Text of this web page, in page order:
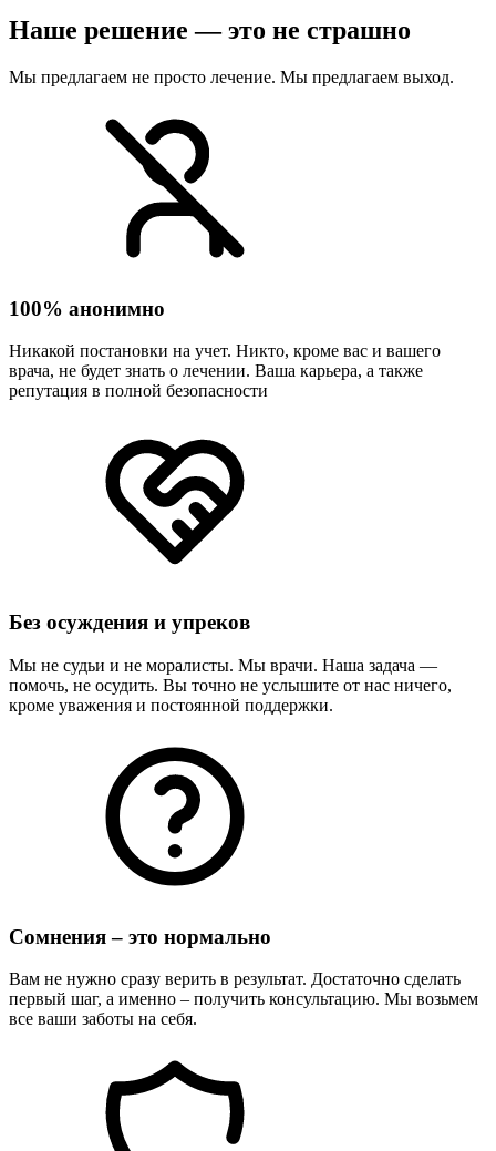
Наше решение — это не страшно
Мы предлагаем не просто лечение. Мы предлагаем выход.
100% анонимно
Никакой постановки на учет. Никто, кроме вас и вашего
врача, не будет знать о лечении. Ваша карьера, а также
репутация в полной безопасности
Без осуждения и упреков
Мы не судьи и не моралисты. Мы врачи. Наша задача —
помочь, не осудить. Вы точно не услышите от нас ничего,
кроме уважения и постоянной поддержки.
Сомнения – это нормально
Вам не нужно сразу верить в результат. Достаточно сделать
первый шаг, а именно – получить консультацию. Мы возьмем
все ваши заботы на себя.